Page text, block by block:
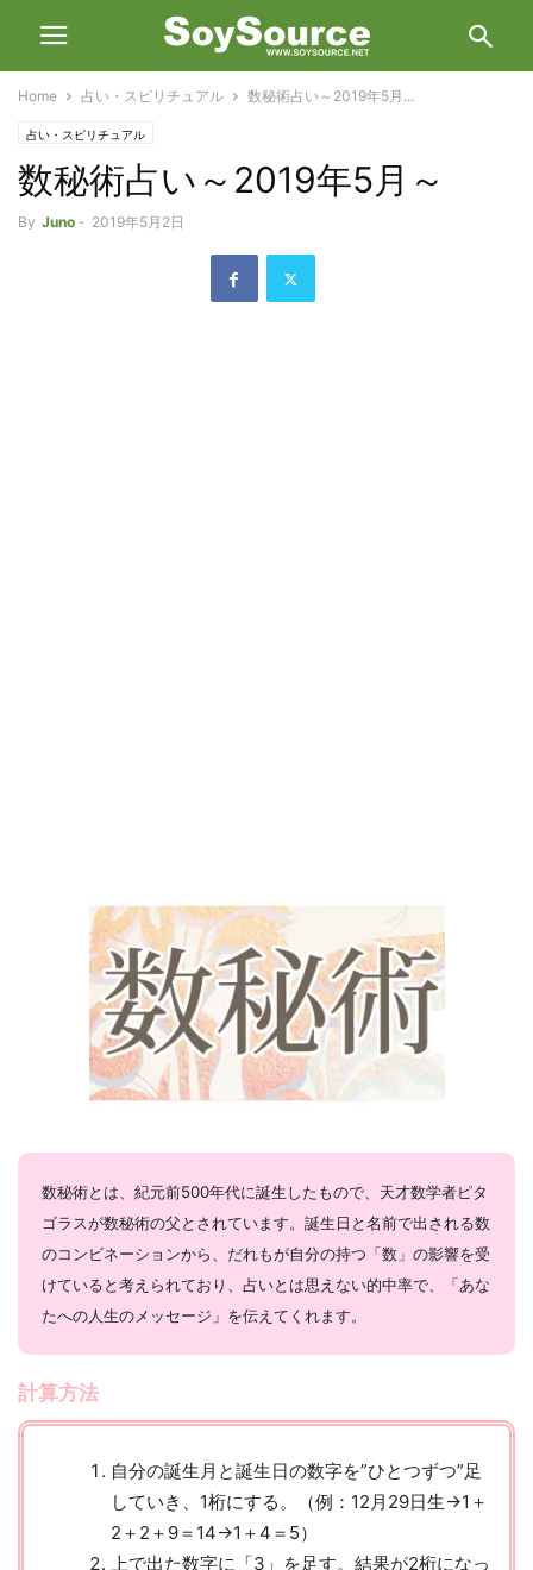
Home 占い・スピリチュアル 数秘術占い～2019年5月...
占い・スピリチュアル
数秘術占い～2019年5月～
By Juno - 2019年5月2日
数秘術とは、紀元前500年代に誕生したもので、天才数学者ピタ
ゴラスが数秘術の父とされています。誕生日と名前で出される数
のコンビネーションから、だれもが自分の持つ「数」の影響を受
けていると考えられており、占いとは思えない的中率で、「あな
たへの人生のメッセージ」を伝えてくれます。
計算方法
自分の誕生月と誕生日の数字を”ひとつずつ”足
していき、1桁にする。（例：12月29日生→1＋
2＋2＋9＝14→1＋4＝5）
上で出た数字に「3」を足す。結果が2桁になっ